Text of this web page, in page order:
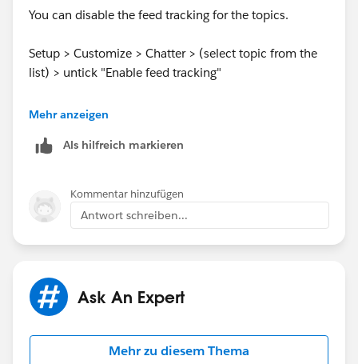
You can disable the feed tracking for the topics.
Setup > Customize > Chatter > (select topic from the
list) > untick "Enable feed tracking"
Shekhar
Mehr anzeigen
Als hilfreich markieren
Kommentar hinzufügen
Antwort schreiben...
Ask An Expert
Mehr zu diesem Thema